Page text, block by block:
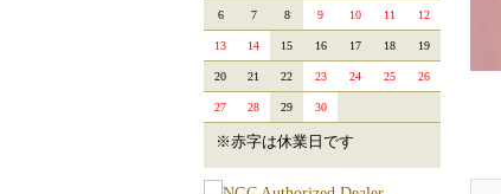
6 7 8 9 10 11 12
13 14 15 16 17 18 19
20 21 22 23 24 25 26
27 28 29 30
※赤字は休業日です